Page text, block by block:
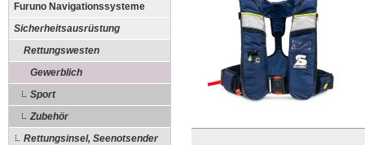
Furuno Navigationssysteme
Sicherheitsausrüstung
Rettungswesten
Gewerblich
Sport
Zubehör
Rettungsinsel, Seenotsender